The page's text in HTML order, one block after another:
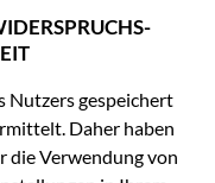
Nutzers gespeichert
Daher haben
die Verwendung von